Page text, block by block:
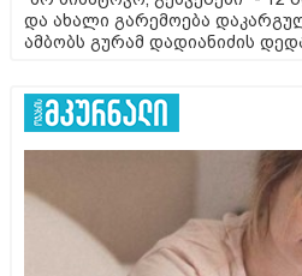
და ახალი გარემოება
ამბობს გურამ დადიანიძის